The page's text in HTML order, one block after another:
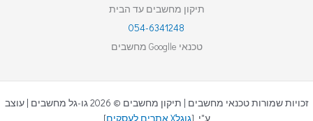
תיקון מחשבים עד הבית
054-6341248
טכנאי Googlle מחשבים
זכויות שמורות טכנאי מחשבים | תיקון מחשבים © 2026 גו-גל מחשבים | עוצב
ע"י [גוגלX אתרים לעסקים ]